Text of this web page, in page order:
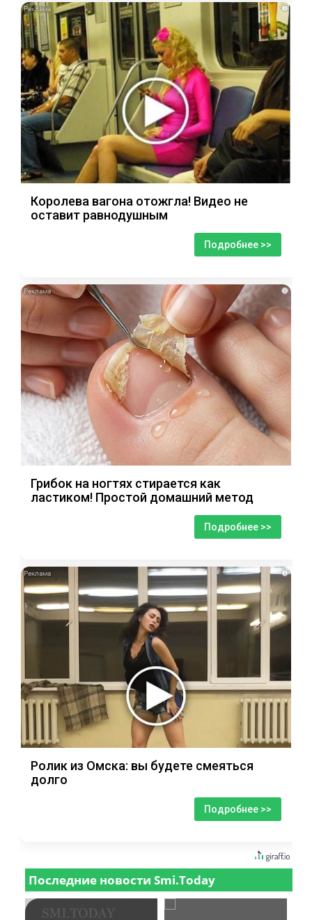
i
Королева вагона отожгла! Видео не
оставит равнодушным
Подробнее >>
i
Грибок на ногтях стирается как
ластиком! Простой домашний метод
Подробнее >>
i
Ролик из Омска: вы будете смеяться
долго
Подробнее >>